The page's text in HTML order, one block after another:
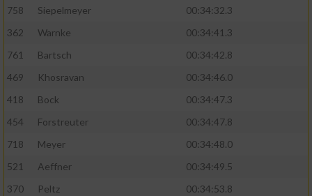
758
Siepelmeyer
00:34:32.3
362
Warnke
00:34:41.3
761
Bartsch
00:34:42.8
469
Khosravan
00:34:46.0
418
Bock
00:34:47.3
454
Forstreuter
00:34:47.8
718
Meyer
00:34:48.0
521
Aeffner
00:34:49.5
370
Peltz
00:34:53.8